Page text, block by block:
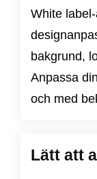
White
bakgrund,
Anpassa
och med
Lätt att